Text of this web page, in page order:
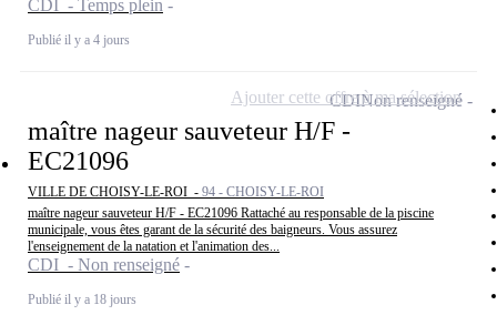
CDI - Temps plein
Publié il y a 4 jours
maître nageur sauveteur H/F -
EC21096
VILLE DE CHOISY-LE-ROI - 94 - CHOISY-LE-ROI
maître nageur sauveteur H/F - EC21096 Rattaché au responsable de la piscine
municipale, vous êtes garant de la sécurité des baigneurs. Vous assurez
l'enseignement de la natation et l'animation des...
CDI - Non renseigné
Publié il y a 18 jours
CDINon renseigné
Ajouter cette offre à ma sélection